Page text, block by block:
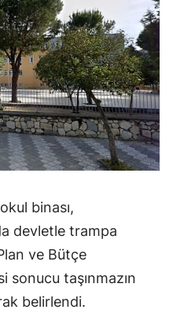
binası,
devletle trampa
ve Bütçe
sonucu taşınmazın
belirlendi.